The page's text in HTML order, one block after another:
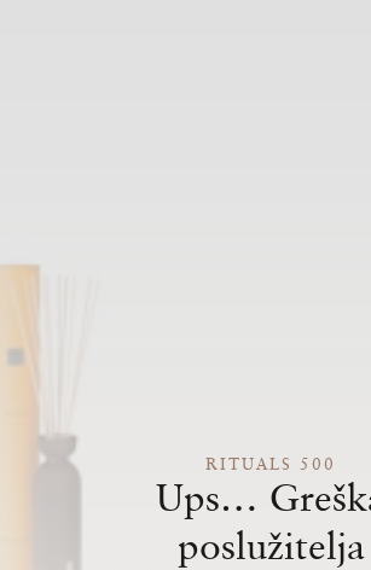
RITUALS 500
Ups…
poslužitelja